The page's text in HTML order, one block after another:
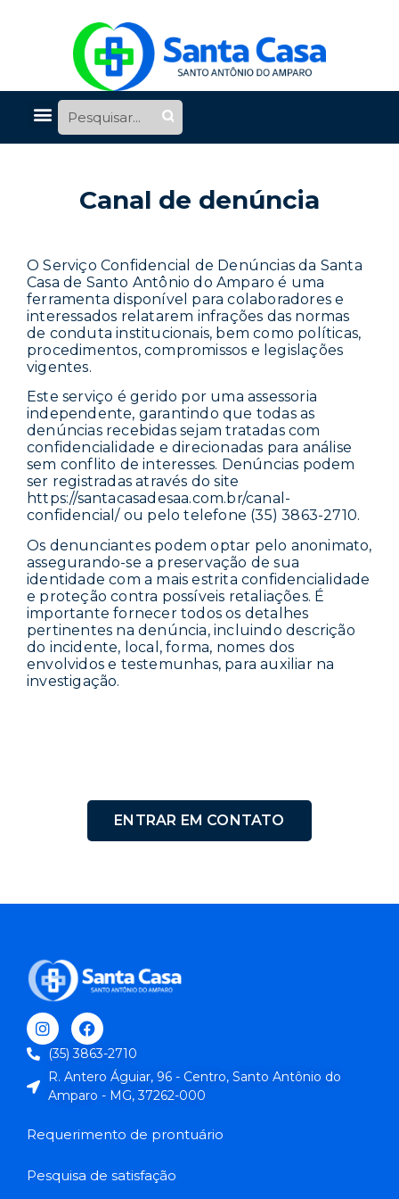
Canal de denúncia
O Serviço Confidencial de Denúncias da Santa
Casa de Santo Antônio do Amparo é uma
ferramenta disponível para colaboradores e
interessados relatarem infrações das normas
de conduta institucionais, bem como políticas,
procedimentos, compromissos e legislações
vigentes.
Este serviço é gerido por uma assessoria
independente, garantindo que todas as
denúncias recebidas sejam tratadas com
confidencialidade e direcionadas para análise
sem conflito de interesses. Denúncias podem
ser registradas através do site
https://santacasadesaa.com.br/canal-
confidencial/ ou pelo telefone (35) 3863-2710.
Os denunciantes podem optar pelo anonimato,
assegurando-se a preservação de sua
identidade com a mais estrita confidencialidade
e proteção contra possíveis retaliações. É
importante fornecer todos os detalhes
pertinentes na denúncia, incluindo descrição
do incidente, local, forma, nomes dos
envolvidos e testemunhas, para auxiliar na
investigação.
ENTRAR EM CONTATO
(35) 3863-2710
R. Antero Águiar, 96 - Centro, Santo Antônio do
Amparo - MG, 37262-000
Requerimento de prontuário
Pesquisa de satisfação